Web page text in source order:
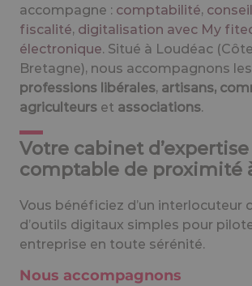
accompagne : comptabilité, conseil
fiscalité, digitalisation avec My
électronique. Situé à Loudéac
Bretagne), nous accompagnons les
professions libérales, artisans,
agriculteurs et associations.
Votre cabinet d’expertise
comptable de proximité
Vous bénéficiez d’un interlocuteur
d’outils digitaux simples pour
entreprise en toute sérénité.
Nous accompagnons